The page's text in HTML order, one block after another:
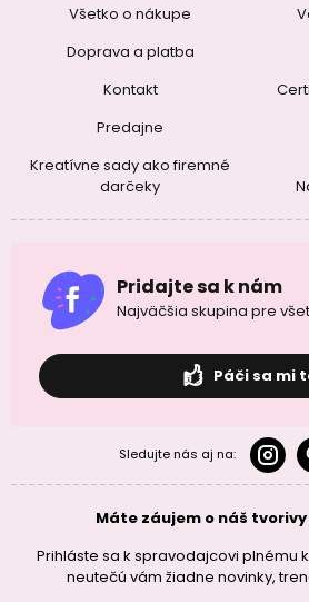
Všetko o nákupe
Doprava a platba
Kontakt
Predajne
Kreatívne sady ako firemné
darčeky
Pridajte sa k nám
Najväčšia skupina pre
Páči sa mi
Sledujte nás aj na:
Máte záujem o náš
Prihláste sa k spravodajcovi plnému
neutečú vám žiadne novinky,